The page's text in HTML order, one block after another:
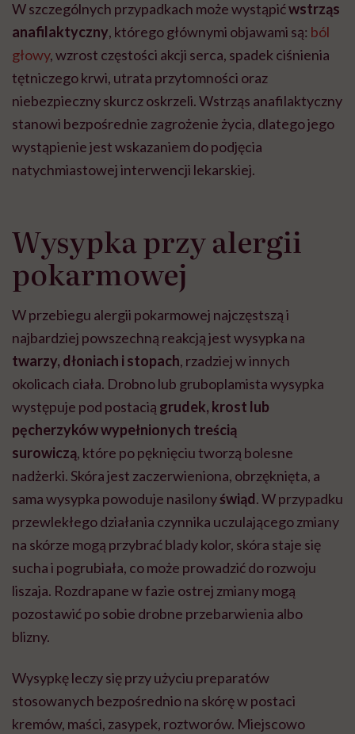
W szczególnych przypadkach może wystąpićwstrząs
anafilaktyczny, którego głównymi objawami są: ból
głowy, wzrost częstości akcji serca, spadek ciśnienia
tętniczego krwi, utrata przytomności oraz
niebezpieczny skurcz oskrzeli. Wstrząs anafilaktyczny
stanowi bezpośrednie zagrożenie życia, dlatego jego
wystąpienie jest wskazaniem do podjęcia
natychmiastowej interwencji lekarskiej.
Wysypka przy alergii
pokarmowej
W przebiegu alergii pokarmowej najczęstszą i
najbardziej powszechną reakcją jest wysypka na
twarzy, dłoniach i stopach, rzadziej w innych
okolicach ciała. Drobno lub gruboplamistawysypka
występuje pod postacią grudek, krost lub
pęcherzyków wypełnionych treścią
surowiczą, które po pęknięciu tworzą bolesne
nadżerki.Skórajest zaczerwieniona, obrzęknięta, a
sama wysypka powoduje nasilonyświąd.W przypadku
przewlekłego działania czynnika uczulającego zmiany
na skórze mogą przybrać blady kolor, skóra staje się
sucha i pogrubiała, co może prowadzić do rozwoju
liszaja. Rozdrapane w fazie ostrej zmiany mogą
pozostawić po sobie drobne przebarwienia albo
blizny.
Wysypkę leczy się przy użyciu preparatów
stosowanych bezpośrednio na skórę w postaci
kremów, maści, zasypek, roztworów. Miejscowo